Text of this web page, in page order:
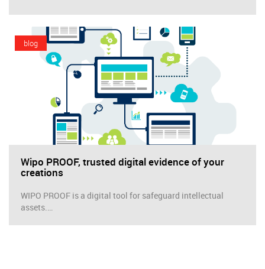
blog
Wipo PROOF, trusted digital evidence of your
creations
WIPO PROOF is a digital tool for safeguard intellectual
assets.…